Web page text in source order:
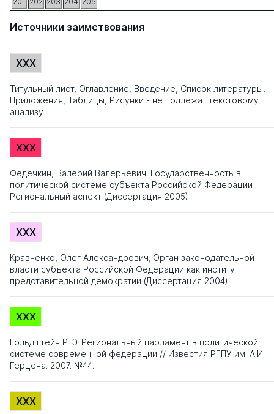
Источники заимствования
XXX
Титульный лист, Оглавление, Введение, Список литературы,
Приложения, Таблицы, Рисунки - не подлежат текстовому
анализу
XXX
Федечкин, Валерий Валерьевич; Государственность в
политической системе субъекта Российской Федерации :
Региональный аспект (Диссертация 2005)
XXX
Кравченко, Олег Александрович; Орган законодательной
власти субъекта Российской Федерации как институт
представительной демократии (Диссертация 2004)
XXX
Гольдштейн Р. Э. Региональный парламент в политической
системе современной федерации // Известия РГПУ им. А.И.
Герцена. 2007. №44.
XXX